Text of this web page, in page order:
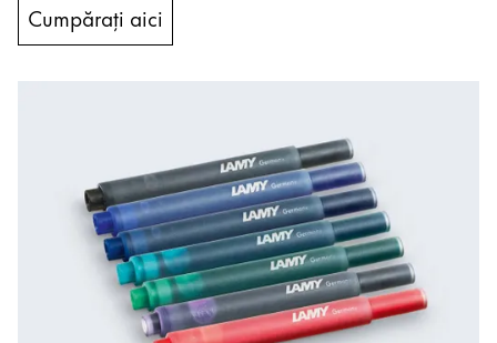
Cumpărați aici